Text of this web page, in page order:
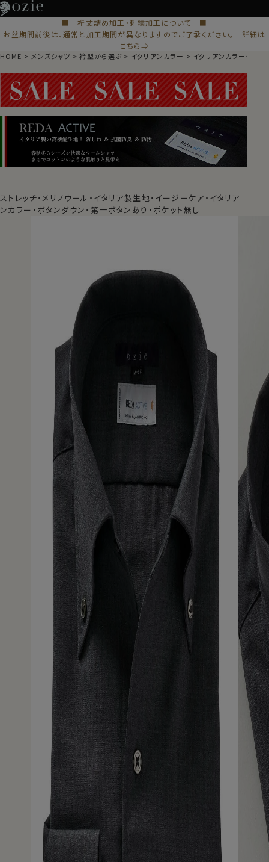
■ 裄丈詰め加工・刺繍加工について ■
お盆期間前後は、通常と加工期間が異なりますのでご了承ください。 詳細は
こちら⇒
HOME メンズシャツ 衿型から選ぶ イタリアンカラー イタリアンカラー・ボタ
ストレッチ・メリノウール・イタリア製生地・イージーケア・イタリア
ンカラー・ボタンダウン・第一ボタンあり・ポケット無し